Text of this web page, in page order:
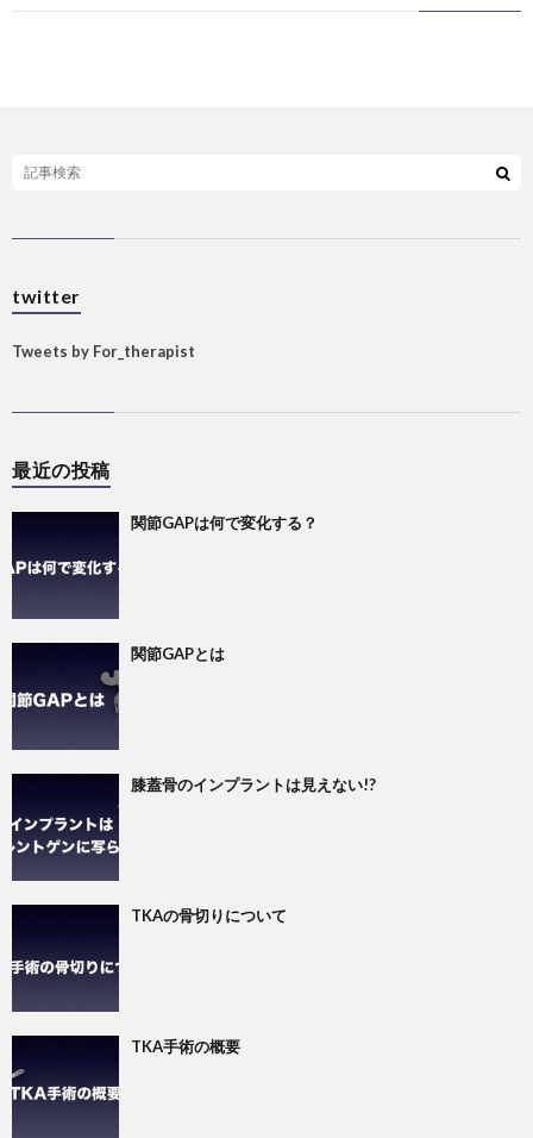
twitter
Tweets by For_therapist
最近の投稿
関節GAPは何で変化する？
関節GAPとは
膝蓋骨のインプラントは見えない!?
TKAの骨切りについて
TKA手術の概要